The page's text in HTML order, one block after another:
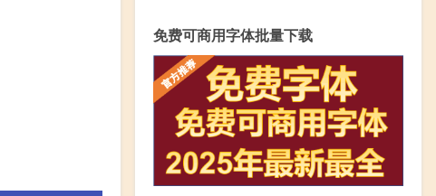
免费可商用字体批量下载